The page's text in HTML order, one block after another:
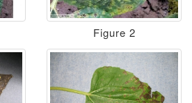
Figure 2